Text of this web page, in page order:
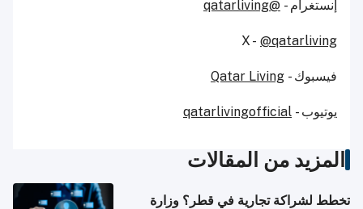
إنستغرام - @qatarliving
X - @qatarliving
فيسبوك - Qatar Living
يوتيوب - qatarlivingofficial
المزيد من المقالات
تخطط لشراكة تجارية في قطر؟ وزارة